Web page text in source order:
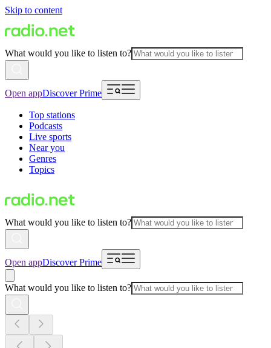
Skip to content
What would you like to listen to?
Open appDiscover Prime
Top stations
Podcasts
Live sports
Near you
Genres
Topics
What would you like to listen to?
Open appDiscover Prime
What would you like to listen to?